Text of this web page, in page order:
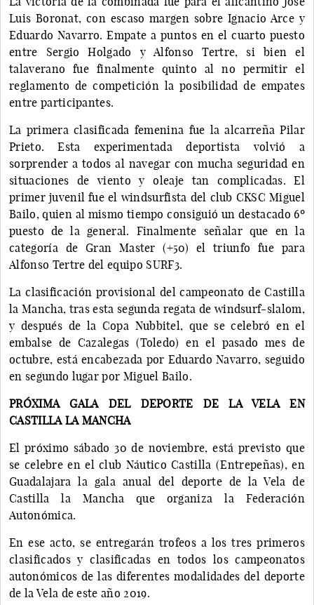
Luis Boronat, con escaso margen sobre Ignacio Arce y
Eduardo Navarro. Empate a puntos en el cuarto puesto
entre Sergio Holgado y Alfonso Tertre, si bien el
talaverano fue finalmente quinto al no permitir el
reglamento de competición la posibilidad de empates
entre participantes.
La primera clasificada femenina fue la alcarreña Pilar
Prieto. Esta experimentada deportista volvió a
sorprender a todos al navegar con mucha seguridad en
situaciones de viento y oleaje tan complicadas. El
primer juvenil fue el windsurfista del club CKSC Miguel
Bailo, quien al mismo tiempo consiguió un destacado 6º
puesto de la general. Finalmente señalar que en la
categoría de Gran Master (+50) el triunfo fue para
Alfonso Tertre del equipo SURF3.
La clasificación provisional del campeonato de Castilla
la Mancha, tras esta segunda regata de windsurf-slalom,
y después de la Copa Nubbitel, que se celebró en el
embalse de Cazalegas (Toledo) en el pasado mes de
octubre, está encabezada por Eduardo Navarro, seguido
en segundo lugar por Miguel Bailo.
PRÓXIMA GALA DEL DEPORTE DE LA VELA EN
CASTILLA LA MANCHA
El próximo sábado 30 de noviembre, está previsto que
se celebre en el club Náutico Castilla (Entrepeñas), en
Guadalajara la gala anual del deporte de la Vela de
Castilla la Mancha que organiza la Federación
Autonómica.
En ese acto, se entregarán trofeos a los tres primeros
clasificados y clasificadas en todos los campeonatos
autonómicos de las diferentes modalidades del deporte
de la Vela de este año 2019.